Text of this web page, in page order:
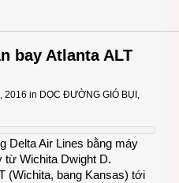
bay Atlanta ALT
2016 in DỌC ĐƯỜNG GIÓ BỤI ,
Delta Air Lines bằng máy
từ Wichita Dwight D.
(Wichita, bang Kansas) tới